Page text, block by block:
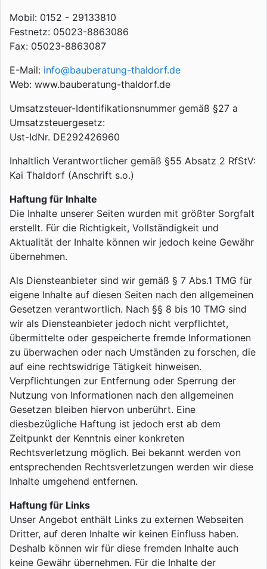
Mobil: 0152 - 29133810
Festnetz: 05023-8863086
Fax: 05023-8863087
E-Mail: info@bauberatung-thaldorf.de
Web: www.bauberatung-thaldorf.de
Umsatzsteuer-Identifikationsnummer gemäß §27 a
Umsatzsteuergesetz:
Ust-IdNr. DE292426960
Inhaltlich Verantwortlicher gemäß §55 Absatz 2 RfStV:
Kai Thaldorf (Anschrift s.o.)
Haftung für Inhalte
Die Inhalte unserer Seiten wurden mit größter Sorgfalt
erstellt. Für die Richtigkeit, Vollständigkeit und
Aktualität der Inhalte können wir jedoch keine Gewähr
übernehmen.
Als Diensteanbieter sind wir gemäß § 7 Abs.1 TMG für
eigene Inhalte auf diesen Seiten nach den allgemeinen
Gesetzen verantwortlich. Nach §§ 8 bis 10 TMG sind
wir als Diensteanbieter jedoch nicht verpflichtet,
übermittelte oder gespeicherte fremde Informationen
zu überwachen oder nach Umständen zu forschen, die
auf eine rechtswidrige Tätigkeit hinweisen.
Verpflichtungen zur Entfernung oder Sperrung der
Nutzung von Informationen nach den allgemeinen
Gesetzen bleiben hiervon unberührt. Eine
diesbezügliche Haftung ist jedoch erst ab dem
Zeitpunkt der Kenntnis einer konkreten
Rechtsverletzung möglich. Bei bekannt werden von
entsprechenden Rechtsverletzungen werden wir diese
Inhalte umgehend entfernen.
Haftung für Links
Unser Angebot enthält Links zu externen Webseiten
Dritter, auf deren Inhalte wir keinen Einfluss haben.
Deshalb können wir für diese fremden Inhalte auch
keine Gewähr übernehmen. Für die Inhalte der